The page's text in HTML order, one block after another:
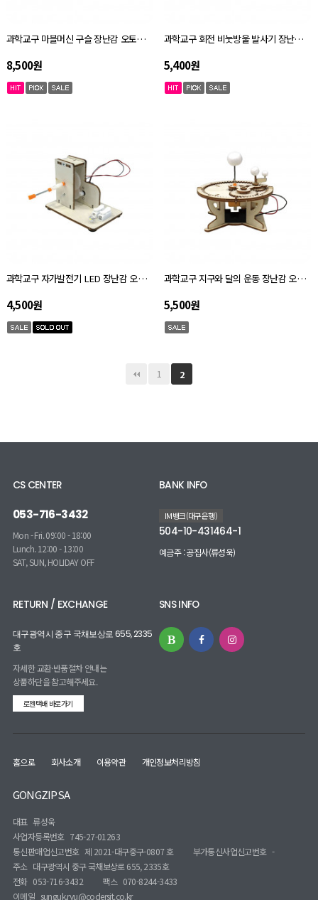
과학교구 마블머신 구슬 장난감 오토마타 키트 자체설명서
8,500원
과학교구 회전 비눗방울 발사기 장난감 오토마타 키트 자체설명서
5,400원
과학교구 자가발전기 LED 장난감 오토마타 키트 자체설명서
4,500원
과학교구 지구와 달의 운동 장난감 오토마타 키트 자체설명서
5,500원
1 2
CS CENTER
053-716-3432
Mon - Fri. 09:00 - 18:00
Lunch. 12:00 - 13:00
SAT, SUN, HOLIDAY OFF
BANK INFO
IM뱅크(대구은행)
504-10-431464-1
예금주 : 공집사(류성욱)
RETURN / EXCHANGE
대구광역시 중구 국채보상로 655, 2335
호
자세한 교환·반품절차 안내는
상품하단을 참고해주세요.
로젠택배 바로가기
SNS INFO
홈으로 회사소개 이용약관 개인정보처리방침
GONGZIPSA
대표 류성욱
사업자등록번호 745-27-01263
통신판매업신고번호 제 2021-대구중구-0807 호 부가통신사업신고번호 -
주소 대구광역시 중구 국채보상로 655, 2335호
전화 053-716-3432 팩스 070-8244-3433
이메일 sunguk.ryu@codersit.co.kr